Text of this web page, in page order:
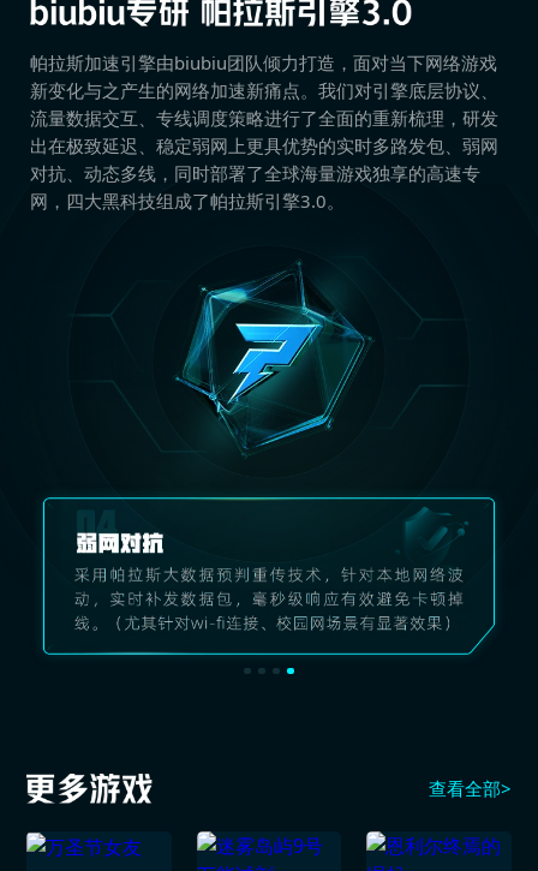
帕拉斯加速引擎由biubiu团队倾力打造，面对当下网络游戏
新变化与之产生的网络加速新痛点。我们对引擎底层协议、
流量数据交互、专线调度策略进行了全面的重新梳理，研发
出在极致延迟、稳定弱网上更具优势的实时多路发包、弱网
对抗、动态多线，同时部署了全球海量游戏独享的高速专
网，四大黑科技组成了帕拉斯引擎3.0。
查看全部>